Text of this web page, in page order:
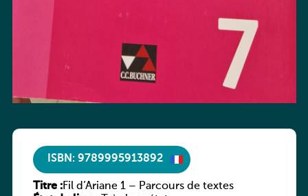
ISBN: 9789995913892
Titre :Fil d’Ariane 1 – Parcours de textes